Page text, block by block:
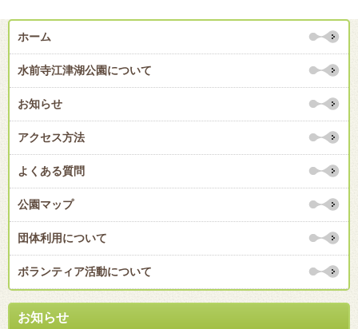
ホーム
水前寺江津湖公園について
お知らせ
アクセス方法
よくある質問
公園マップ
団体利用について
ボランティア活動について
お知らせ